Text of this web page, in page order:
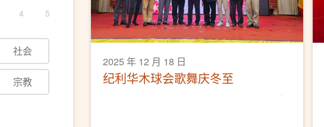
4 5
社会
宗教
2025 年 12 月 18 日
纪利华木球会歌舞庆冬至